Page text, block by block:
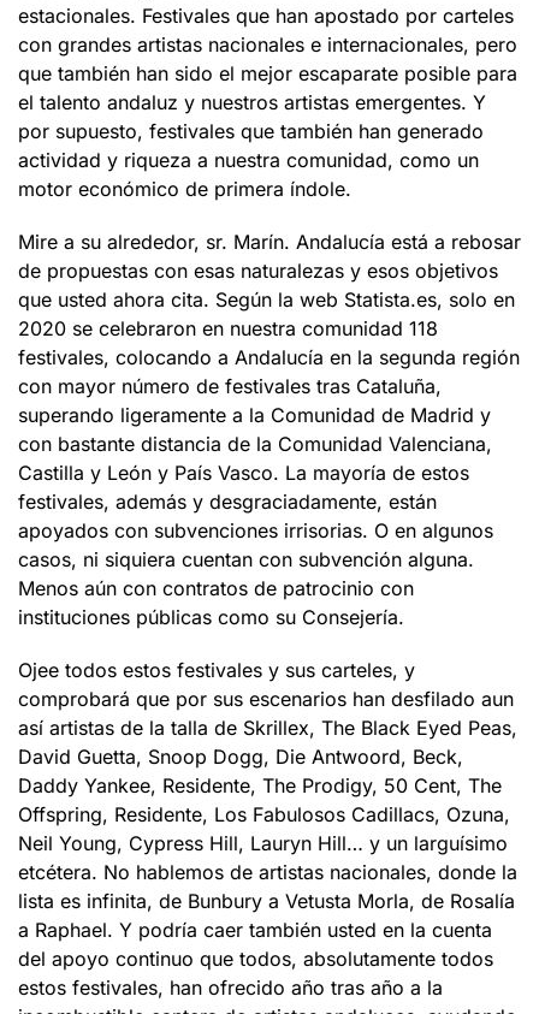
estacionales. Festivales que han apostado por carteles
con grandes artistas nacionales e internacionales, pero
que también han sido el mejor escaparate posible para
el talento andaluz y nuestros artistas emergentes. Y
por supuesto, festivales que también han generado
actividad y riqueza a nuestra comunidad, como un
motor económico de primera índole.
Mire a su alrededor, sr. Marín. Andalucía está a rebosar
de propuestas con esas naturalezas y esos objetivos
que usted ahora cita. Según la web Statista.es, solo en
2020 se celebraron en nuestra comunidad 118
festivales, colocando a Andalucía en la segunda región
con mayor número de festivales tras Cataluña,
superando ligeramente a la Comunidad de Madrid y
con bastante distancia de la Comunidad Valenciana,
Castilla y León y País Vasco. La mayoría de estos
festivales, además y desgraciadamente, están
apoyados con subvenciones irrisorias. O en algunos
casos, ni siquiera cuentan con subvención alguna.
Menos aún con contratos de patrocinio con
instituciones públicas como su Consejería.
Ojee todos estos festivales y sus carteles, y
comprobará que por sus escenarios han desfilado aun
así artistas de la talla de Skrillex, The Black Eyed Peas,
David Guetta, Snoop Dogg, Die Antwoord, Beck,
Daddy Yankee, Residente, The Prodigy, 50 Cent, The
Offspring, Residente, Los Fabulosos Cadillacs, Ozuna,
Neil Young, Cypress Hill, Lauryn Hill… y un larguísimo
etcétera. No hablemos de artistas nacionales, donde la
lista es infinita, de Bunbury a Vetusta Morla, de Rosalía
a Raphael. Y podría caer también usted en la cuenta
del apoyo continuo que todos, absolutamente todos
estos festivales, han ofrecido año tras año a la